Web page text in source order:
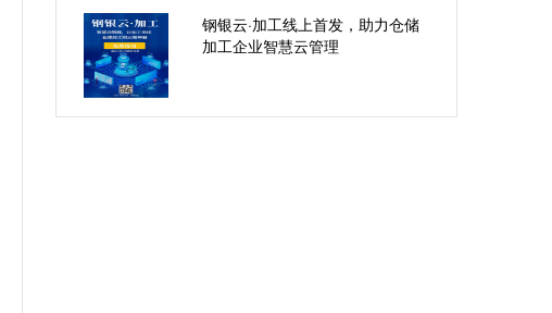
钢银云·加工线上首发，助力仓储
加工企业智慧云管理